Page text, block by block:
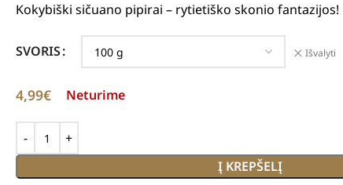
Kokybiški sičuano pipirai – rytietiško skonio fantazijos!
SVORIS Išvalyti
4,99€ Neturime
Į KREPŠELĮ